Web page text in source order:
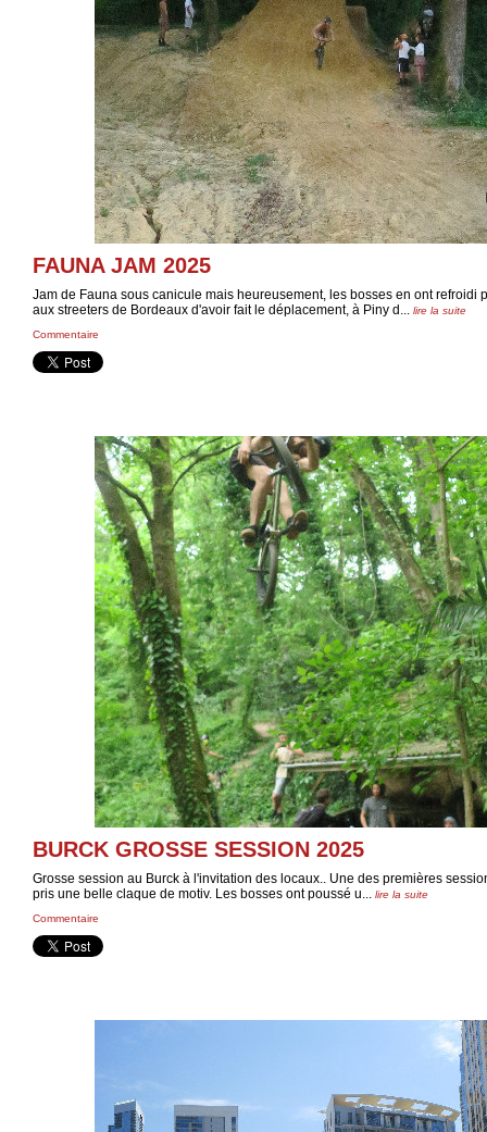
FAUNA JAM 2025
Jam de Fauna sous canicule mais heureusement, les bosses en ont refroidi
aux streeters de Bordeaux d'avoir fait le déplacement, à Piny d... lire la suite
Commentaire
BURCK GROSSE SESSION 2025
Grosse session au Burck à l'invitation des locaux.. Une des premières
pris une belle claque de motiv. Les bosses ont poussé u... lire la suite
Commentaire